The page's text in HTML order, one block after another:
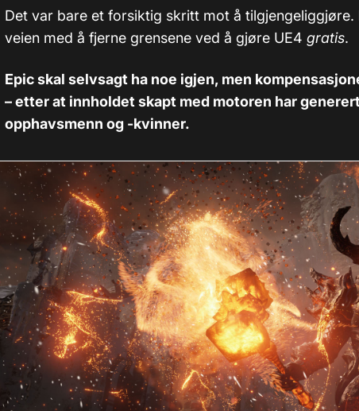
Det var bare et forsiktig skritt mot å tilgjengeliggjøre.
veien med å fjerne grensene ved å gjøre UE4 gratis.
Epic skal selvsagt ha noe igjen, men
– etter at innholdet skapt med motoren har
opphavsmenn og -kvinner.